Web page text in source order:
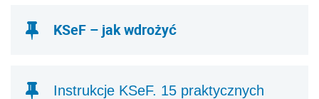
KSeF – jak wdrożyć
Instrukcje KSeF. 15 praktycznych